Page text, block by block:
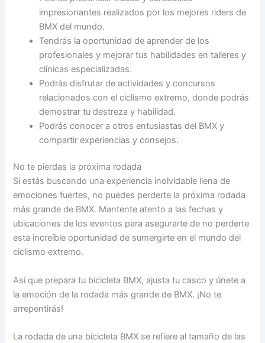
impresionantes realizados por los mejores riders de
BMX del mundo.
Tendrás la oportunidad de aprender de los
profesionales y mejorar tus habilidades en talleres y
clínicas especializadas.
Podrás disfrutar de actividades y concursos
relacionados con el ciclismo extremo, donde podrás
demostrar tu destreza y habilidad.
Podrás conocer a otros entusiastas del BMX y
compartir experiencias y consejos.
No te pierdas la próxima rodada
Si estás buscando una experiencia inolvidable llena de
emociones fuertes, no puedes perderte la próxima rodada
más grande de BMX. Mantente atento a las fechas y
ubicaciones de los eventos para asegurarte de no perderte
esta increíble oportunidad de sumergirte en el mundo del
ciclismo extremo.
Así que prepara tu bicicleta BMX, ajusta tu casco y únete a
la emoción de la rodada más grande de BMX. ¡No te
arrepentirás!
La rodada de una bicicleta BMX se refiere al tamaño de las